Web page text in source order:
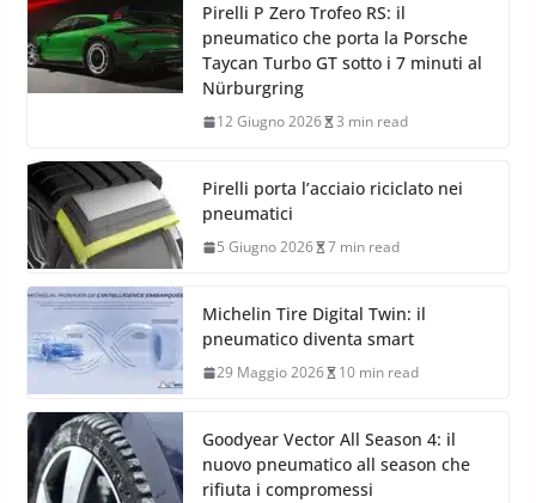
Pirelli P Zero Trofeo RS: il
pneumatico che porta la Porsche
Taycan Turbo GT sotto i 7 minuti al
Nürburgring
12 Giugno 2026 3 min read
Pirelli porta l’acciaio riciclato nei
pneumatici
5 Giugno 2026 7 min read
Michelin Tire Digital Twin: il
pneumatico diventa smart
29 Maggio 2026 10 min read
Goodyear Vector All Season 4: il
nuovo pneumatico all season che
rifiuta i compromessi